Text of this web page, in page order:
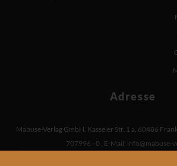
Adresse
Mabuse-Verlag GmbH Kasseler Str. 1 a 60486
707996 - 0 E-Mail: info@mabuse-